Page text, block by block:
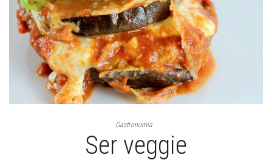
Gastronomía
Ser veggie